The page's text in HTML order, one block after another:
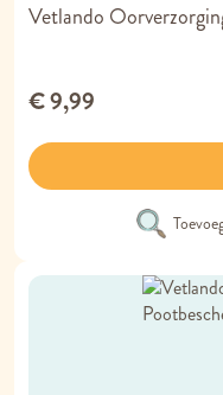
Vetlando
€ 9,99